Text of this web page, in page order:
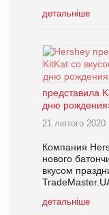
детальніше
представила
дню
21 лютого 2020
Компания
нового
вкусом
детальніше